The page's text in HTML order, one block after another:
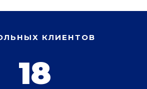
КЛИЕНТОВ
18